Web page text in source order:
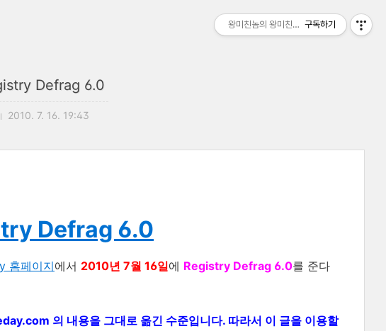
Defrag 6.0
2010. 7. 16. 19:43
Defrag 6.0
홈페이지에서 2010년 7월 16일에 Registry Defrag 6.0를 준다
의 내용을 그대로 옮긴 수준입니다. 따라서 이 글을 이용할
왕미친놈의 왕미친세상구독하기